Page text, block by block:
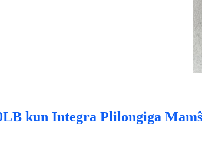
kun Integra Plilongiga